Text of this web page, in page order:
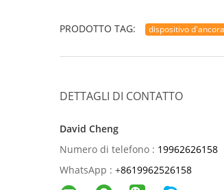
PRODOTTO TAG: dispositivo
DETTAGLI DI CONTATTO
David Cheng
Numero di telefono : 19962626158
WhatsApp : +8619962526158